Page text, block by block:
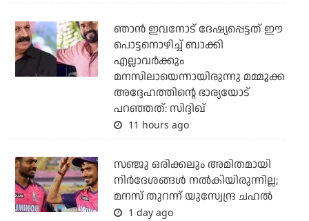
ഞാന്‍ ഇവനോട് ദേഷ്യപ്പെട്ടത് ഈ
പൊട്ടനൊഴിച്ച് ബാക്കി
എല്ലാവര്‍ക്കും
മനസിലായെന്നായിരുന്നു മമ്മൂക്ക
അദ്ദേഹത്തിന്റെ ഭാര്യയോട്
പറഞ്ഞത്: സിദ്ദിഖ്
11 hours ago
സഞ്ജു ഒരിക്കലും അമിതമായി
നിര്‍ദേശങ്ങള്‍ നല്‍കിയിരുന്നില്ല;
മനസ് തുറന്ന് യുസ്വേന്ദ്ര ചഹല്‍
1 day ago